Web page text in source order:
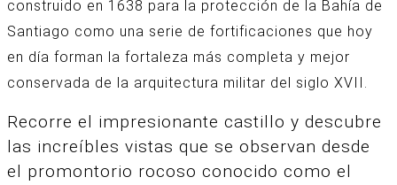
construido en 1638 para la protección de la Bahía de
Santiago como una serie de fortificaciones que hoy
en día forman la fortaleza más completa y mejor
conservada de la arquitectura militar del siglo XVII.
Recorre el impresionante castillo y descubre
las increíbles vistas que se observan desde
el promontorio rocoso conocido como el